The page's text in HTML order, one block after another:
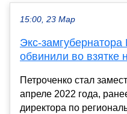
15:00, 23 Мар
Экс-замгубернатора
обвинили во взятке
Петроченко стал
апреле 2022 года,
директора по